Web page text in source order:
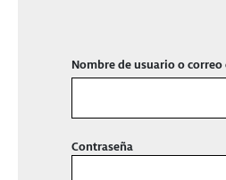
Nombre de usuario o
Contraseña